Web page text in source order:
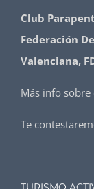
Club
Federación
Valenciana,
Más info
Te